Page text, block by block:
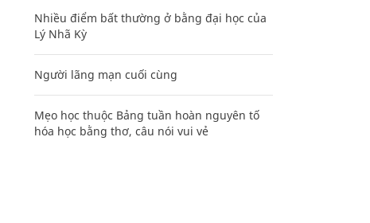
Nhiều điểm bất thường ở bằng đại học của
Lý Nhã Kỳ
Người lãng mạn cuối cùng
Mẹo học thuộc Bảng tuần hoàn nguyên tố
hóa học bằng thơ, câu nói vui vẻ